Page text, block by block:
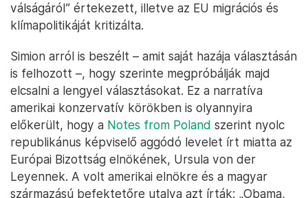
válságáról” értekezett, illetve az EU migrációs és
klímapolitikáját kritizálta.
Simion arról is beszélt – amit saját hazája választásán
is felhozott –, hogy szerinte megpróbálják majd
elcsalni a lengyel választásokat. Ez a narratíva
amerikai konzervatív körökben is olyannyira
előkerült, hogy a Notes from Poland szerint nyolc
republikánus képviselő aggódó levelet írt miatta az
Európai Bizottság elnökének, Ursula von der
Leyennek. A volt amerikai elnökre és a magyar
származású befektetőre utalva azt írták: „Obama,